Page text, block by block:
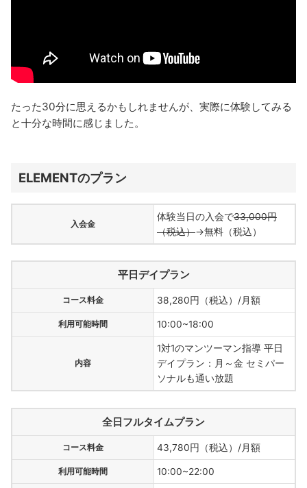
たった30分に思えるかもしれませんが、実際に体験してみる
と十分な時間に感じました。
ELEMENTのプラン
入会金
体験当日の入会で33,000円
（税込）→無料（税込）
平日デイプラン
コース料金 38,280円（税込）/月額
利用可能時間 10:00~18:00
内容
1対1のマンツーマン指導 平日
デイプラン：月～金 セミパー
ソナルも通い放題
全日フルタイムプラン
コース料金 43,780円（税込）/月額
利用可能時間 10:00~22:00